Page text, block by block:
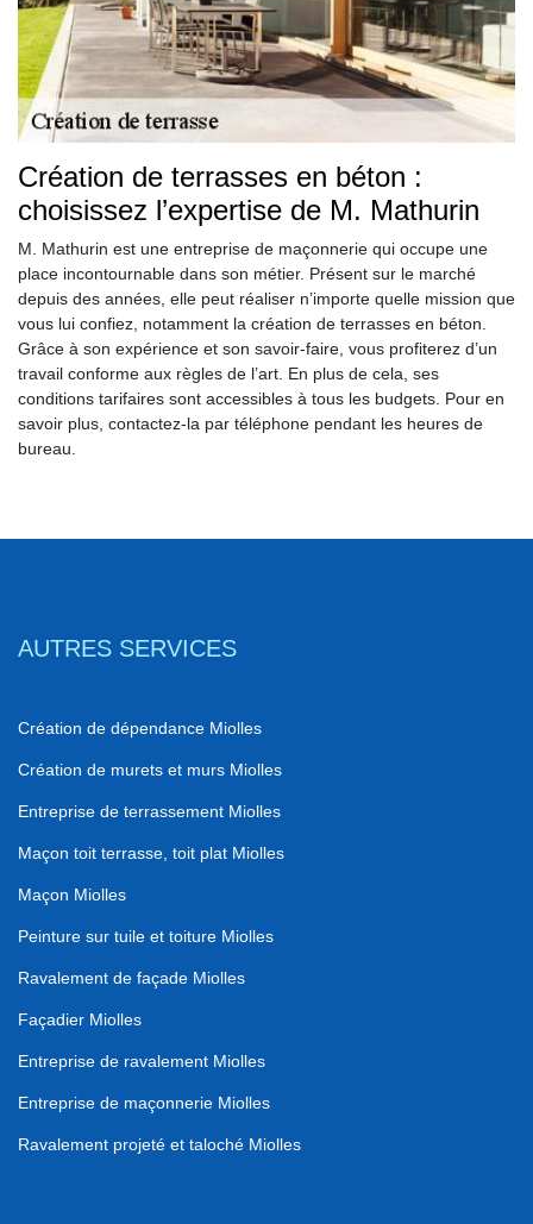
Création de terrasses en béton :
choisissez l’expertise de M. Mathurin
M. Mathurin est une entreprise de maçonnerie qui occupe une
place incontournable dans son métier. Présent sur le marché
depuis des années, elle peut réaliser n’importe quelle mission que
vous lui confiez, notamment la création de terrasses en béton.
Grâce à son expérience et son savoir-faire, vous profiterez d’un
travail conforme aux règles de l’art. En plus de cela, ses
conditions tarifaires sont accessibles à tous les budgets. Pour en
savoir plus, contactez-la par téléphone pendant les heures de
bureau.
AUTRES SERVICES
Création de dépendance Miolles
Création de murets et murs Miolles
Entreprise de terrassement Miolles
Maçon toit terrasse, toit plat Miolles
Maçon Miolles
Peinture sur tuile et toiture Miolles
Ravalement de façade Miolles
Façadier Miolles
Entreprise de ravalement Miolles
Entreprise de maçonnerie Miolles
Ravalement projeté et taloché Miolles